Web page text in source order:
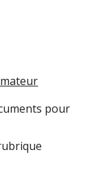
pour